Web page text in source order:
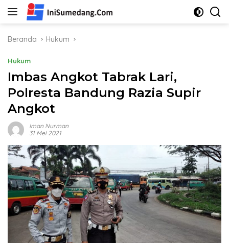
Langsung
Beranda
Hukum
Hukum
Imbas Angkot Tabrak Lari,
Polresta Bandung Razia Supir
Angkot
Iman Nurman
31 Mei 2021